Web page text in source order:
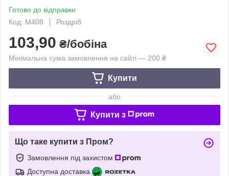
Готово до відправки
Код: M408
Роздріб
103,90 ₴/бобіна
Мінімальна сума замовлення на сайті — 200 ₴
Купити
або
Купити з
Що таке купити з Пром?
Замовлення під захистом
Доступна доставка